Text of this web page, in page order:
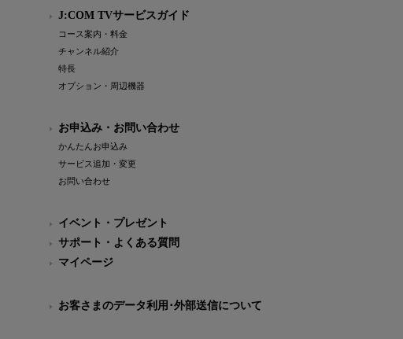
J:COM TVサービスガイド
コース案内・料金
チャンネル紹介
特長
オプション・周辺機器
お申込み・お問い合わせ
かんたんお申込み
サービス追加・変更
お問い合わせ
イベント・プレゼント
サポート・よくある質問
マイページ
お客さまのデータ利用･外部送信について